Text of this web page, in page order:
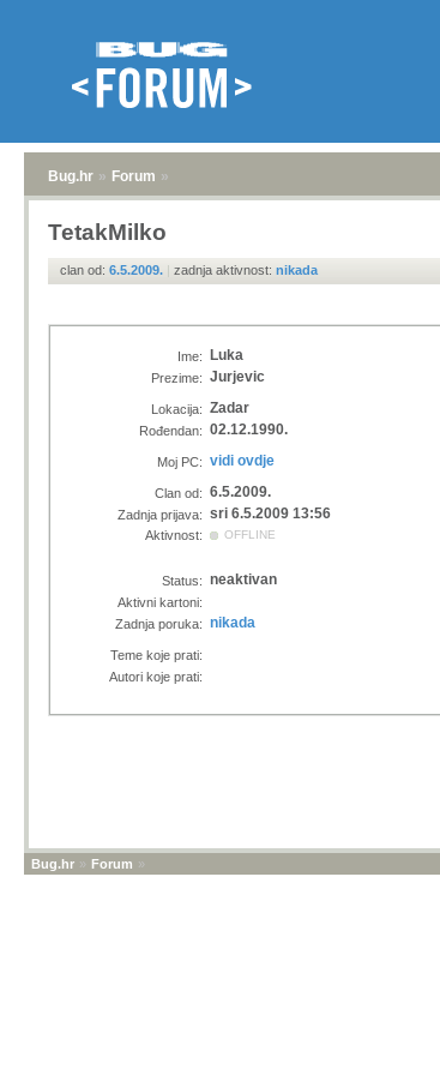
Bug.hr » Forum »
TetakMilko
clan od: 6.5.2009. | zadnja aktivnost: nikada
Ime: Luka
Prezime: Jurjevic
Lokacija: Zadar
Rođendan: 02.12.1990.
Moj PC: vidi ovdje
Clan od: 6.5.2009.
Zadnja prijava: sri 6.5.2009 13:56
Aktivnost: OFFLINE
Status: neaktivan
Aktivni kartoni:
Zadnja poruka: nikada
Teme koje prati:
Autori koje prati:
Bug.hr » Forum »